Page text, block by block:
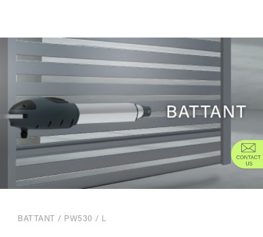
BATTANT / PW530 / L